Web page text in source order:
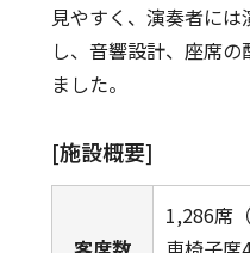
見やすく、演奏者に
し、音響設計、座席
ました。
[施設概要]
1,286席